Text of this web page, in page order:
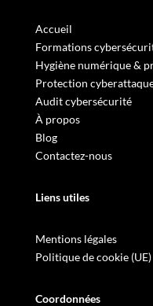
Accueil
Formations
Hygiène numérique &
Protection
Audit cybersécurité
À propos
Blog
Contactez-nous
Liens utiles
Mentions légales
Politique de cookie (UE)
Coordonnées